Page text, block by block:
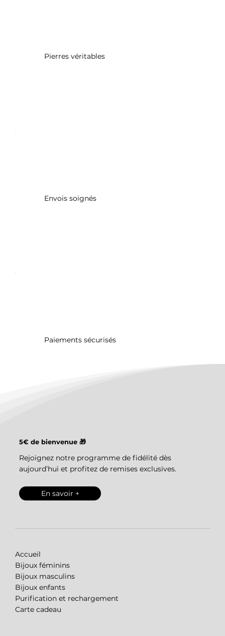
Pierres véritables
Envois soignés
Paiements sécurisés
5€ de bienvenue 🎁
Rejoignez notre programme de fidélité dès
aujourd’hui et profitez de remises exclusives.
En savoir +
Accueil
Bijoux féminins
Bijoux masculins
Bijoux enfants
Purification et rechargement
Carte cadeau